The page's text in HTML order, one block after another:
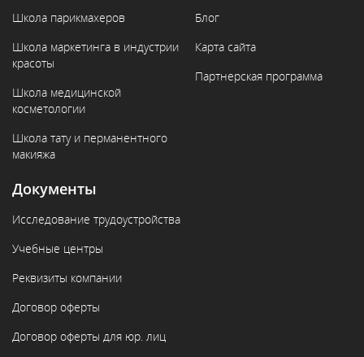
Школа парикмахеров
Школа маркетинга в индустрии
красоты
Школа медицинской
косметологии
Школа тату и перманентного
макияжа
Блог
Карта сайта
Партнерская программа
Документы
Исследование трудоустройства
Учебные центры
Реквизиты компании
Договор оферты
Договор оферты для юр. лиц